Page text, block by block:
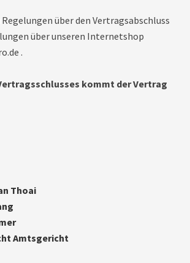
über den Vertragsabschluss
über unseren Internetshop
.
kommt der Vertrag
Thoai
Amtsgericht